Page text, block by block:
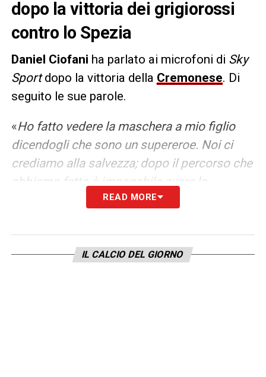
dopo la vittoria dei grigiorossi
contro lo Spezia
Daniel Ciofani ha parlato ai microfoni di Sky
Sportdopo la vittoria della Cremonese. Di
seguito le sue parole.
«Ho fatto vedere la maschera a mio figlio
dicendogli che sono un supereroe. Noi ci
crediamo alla salvezza; dopo il percorso che
abbiamo fatto è impagabile avere la
speranza di giocarcela. Mancano poche
importante, ma le cose belle richiedono
sforzi e ce la stiamo mettendo tutta.
READ MORE
IL CALCIO DEL GIORNO